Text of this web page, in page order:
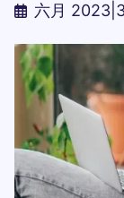
六月 2023